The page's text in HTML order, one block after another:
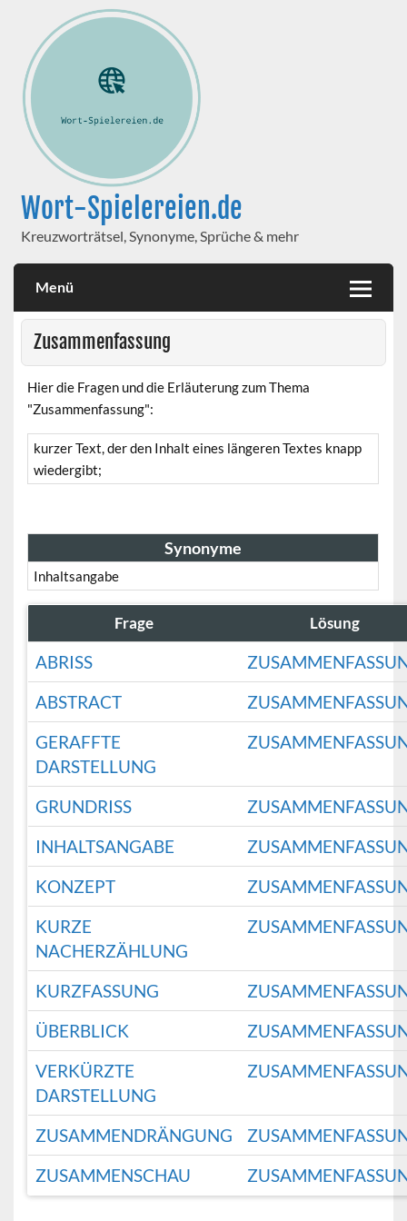
Wort-Spielereien.de
Kreuzworträtsel, Synonyme, Sprüche & mehr
Menü
Zusammenfassung
Hier die Fragen und die Erläuterung zum Thema
"Zusammenfassung":
kurzer Text, der den Inhalt eines längeren Textes knapp
wiedergibt;
Synonyme
Inhaltsangabe
Frage Lösung
ABRISS
ABSTRACT
GERAFFTE
DARSTELLUNG
GRUNDRISS
INHALTSANGABE
KONZEPT
KURZE
NACHERZÄHLUNG
KURZFASSUNG
ÜBERBLICK
VERKÜRZTE
DARSTELLUNG
ZUSAMMENDRÄNGUNG
ZUSAMMENSCHAU